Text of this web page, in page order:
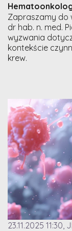
Zapraszamy do
dr hab. n. med.
wyzwania
kontekście
krew.
23.11.2025